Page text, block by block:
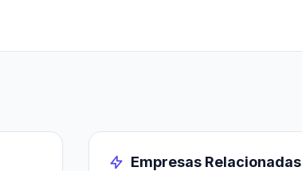
Empresas Relacionadas